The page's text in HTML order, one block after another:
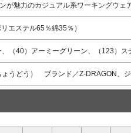
が魅力のカジュアル系ワーキングウェ
エステル65％綿35％）
、（40）アーミーグリーン、（123）ス
うどう） ブランド／Z-DRAGON、ジ